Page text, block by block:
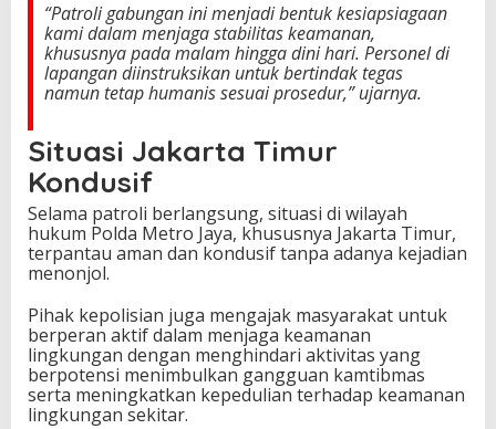
“Patroli gabungan ini menjadi bentuk kesiapsiagaan
kami dalam menjaga stabilitas keamanan,
khususnya pada malam hingga dini hari. Personel di
lapangan diinstruksikan untuk bertindak tegas
namun tetap humanis sesuai prosedur,” ujarnya.
Situasi Jakarta Timur
Kondusif
Selama patroli berlangsung, situasi di wilayah
hukum Polda Metro Jaya, khususnya Jakarta Timur,
terpantau aman dan kondusif tanpa adanya kejadian
menonjol.
Pihak kepolisian juga mengajak masyarakat untuk
berperan aktif dalam menjaga keamanan
lingkungan dengan menghindari aktivitas yang
berpotensi menimbulkan gangguan kamtibmas
serta meningkatkan kepedulian terhadap keamanan
lingkungan sekitar.